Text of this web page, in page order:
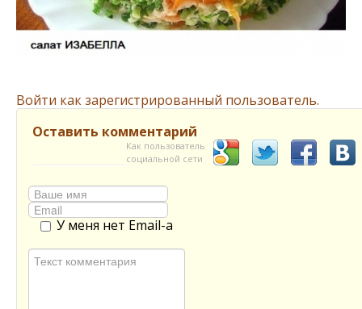
Войти как зарегистрированный пользователь.
Оставить комментарий
Как пользователь
социальной сети
У меня нет Email-а